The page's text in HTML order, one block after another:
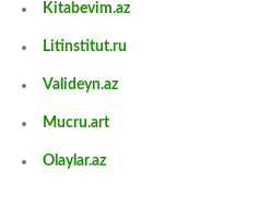
Kitabevim.az
Litinstitut.ru
Valideyn.az
Mucru.art
Olaylar.az